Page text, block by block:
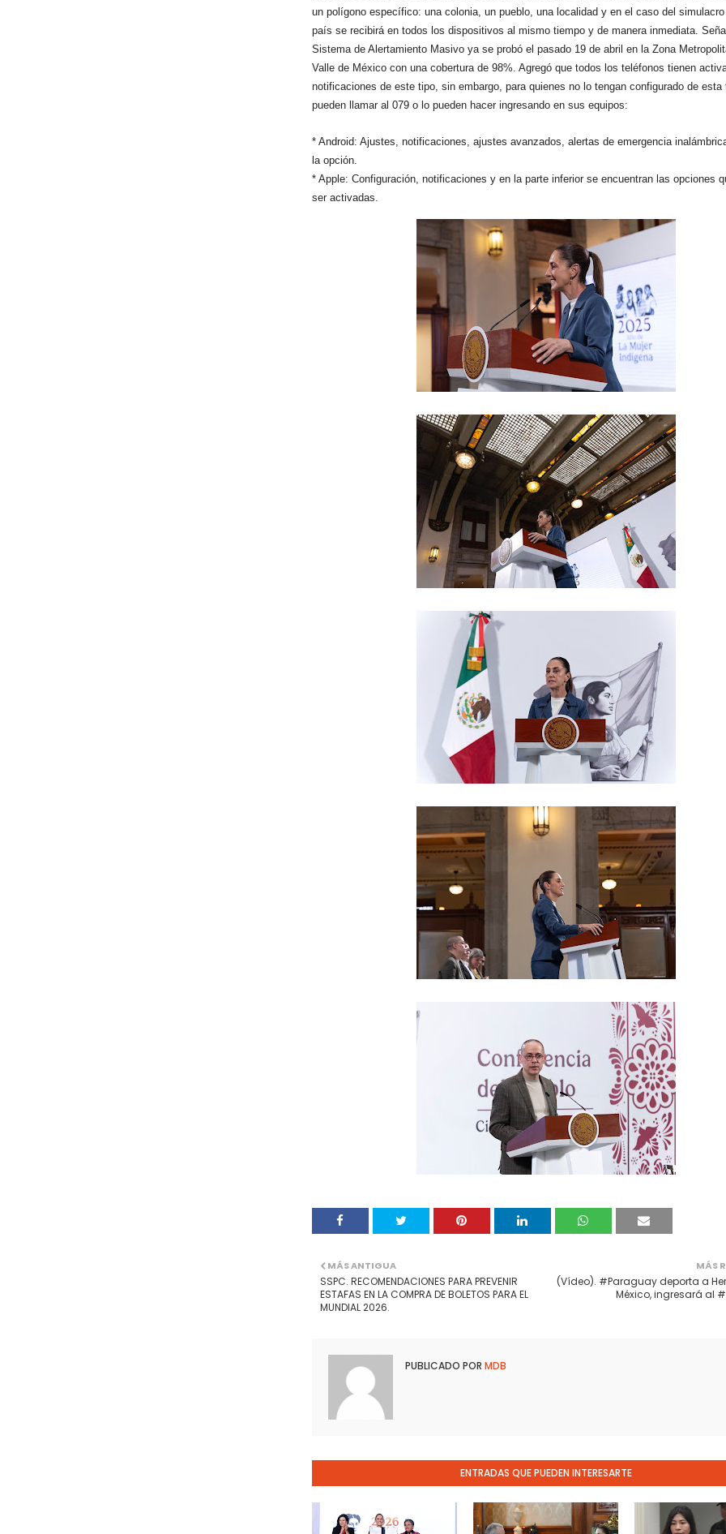
un polígono específico: una colonia, un pueblo, una localidad y en el caso del simulacro
país se recibirá en todos los dispositivos al mismo tiempo y de manera inmediata.
Sistema de Alertamiento Masivo ya se probó el pasado 19 de abril en la Zona
Valle de México con una cobertura de 98%. Agregó que todos los teléfonos tienen
notificaciones de este tipo, sin embargo, para quienes no lo tengan configurado de esta
pueden llamar al 079 o lo pueden hacer ingresando en sus equipos:
* Android: Ajustes, notificaciones, ajustes avanzados, alertas de emergencia
la opción.
* Apple: Configuración, notificaciones y en la parte inferior se encuentran las opciones
ser activadas.
MÁS
(Vídeo). #Paraguay deporta a
México, ingresará al
MÁS ANTIGUA
SSPC. RECOMENDACIONES PARA PREVENIR
ESTAFAS EN LA COMPRA DE BOLETOS PARA EL
MUNDIAL 2026.
PUBLICADO POR MDB
ENTRADAS QUE PUEDEN INTERESARTE